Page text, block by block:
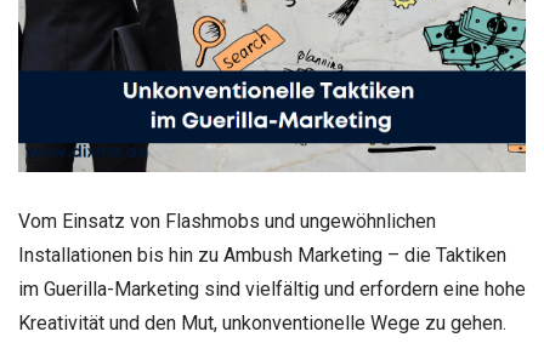
Vom Einsatz von Flashmobs und ungewöhnlichen
Installationen bis hin zu Ambush Marketing – die Taktiken
im Guerilla-Marketing sind vielfältig und erfordern eine hohe
Kreativität und den Mut, unkonventionelle Wege zu gehen.